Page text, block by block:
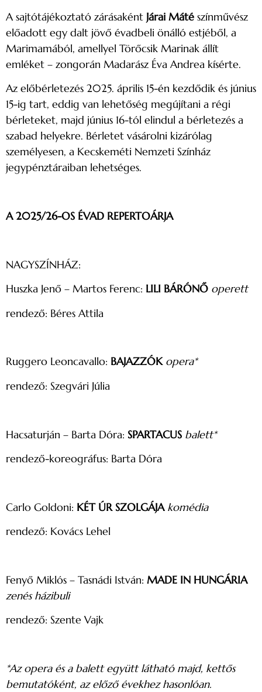
A sajtótájékoztató zárásaként Járai Máté színművész
előadott egy dalt jövő évadbeli önálló estjéből, a
Marimamából, amellyel Törőcsik Marinak állít
emléket – zongorán Madarász Éva Andrea kísérte.
Az előbérletezés 2025. április 15-én kezdődik és június
15-ig tart, eddig van lehetőség megújítani a régi
bérleteket, majd június 16-tól elindul a bérletezés a
szabad helyekre. Bérletet vásárolni kizárólag
személyesen, a Kecskeméti Nemzeti Színház
jegypénztáraiban lehetséges.
A 2025/26-OS ÉVAD REPERTOÁRJA
NAGYSZÍNHÁZ:
Huszka Jenő – Martos Ferenc: LILI BÁRÓNŐ operett
rendező: Béres Attila
Ruggero Leoncavallo: BAJAZZÓK opera*
rendező: Szegvári Júlia
Hacsaturján – Barta Dóra: SPARTACUS balett*
rendező-koreográfus: Barta Dóra
Carlo Goldoni: KÉT ÚR SZOLGÁJA komédia
rendező: Kovács Lehel
Fenyő Miklós – Tasnádi István: MADE IN HUNGÁRIA
zenés házibuli
rendező: Szente Vajk
*Az opera és a balett együtt látható majd, kettős
bemutatóként, az előző évekhez hasonlóan.